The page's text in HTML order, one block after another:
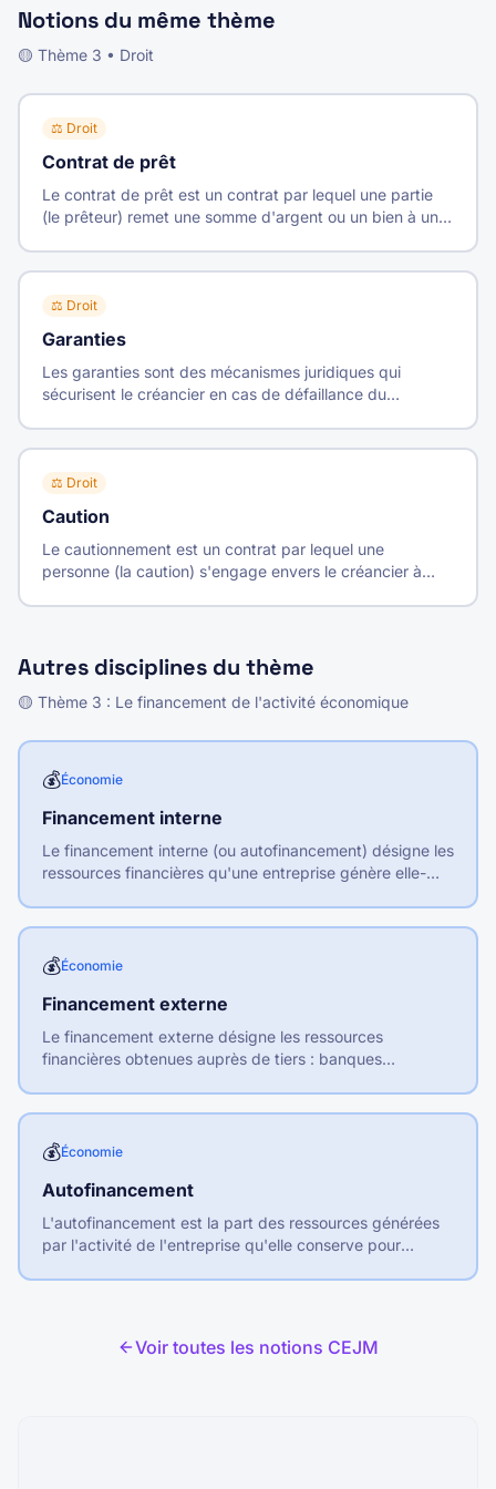
Notions du même thème
🟡 Thème 3 • Droit
⚖️ Droit
Contrat de prêt
Le contrat de prêt est un contrat par lequel une partie
(le prêteur) remet une somme d'argent ou un bien à une
⚖️ Droit
Garanties
Les garanties sont des mécanismes juridiques qui
sécurisent le créancier en cas de défaillance du
⚖️ Droit
Caution
Le cautionnement est un contrat par lequel une
personne (la caution) s'engage envers le créancier à
Autres disciplines du thème
🟡 Thème 3 : Le financement de l'activité économique
💰Économie
Financement interne
Le financement interne (ou autofinancement) désigne les
ressources financières qu'une entreprise génère elle-
💰Économie
Financement externe
Le financement externe désigne les ressources
financières obtenues auprès de tiers : banques
💰Économie
Autofinancement
L'autofinancement est la part des ressources générées
par l'activité de l'entreprise qu'elle conserve pour
Voir toutes les notions CEJM